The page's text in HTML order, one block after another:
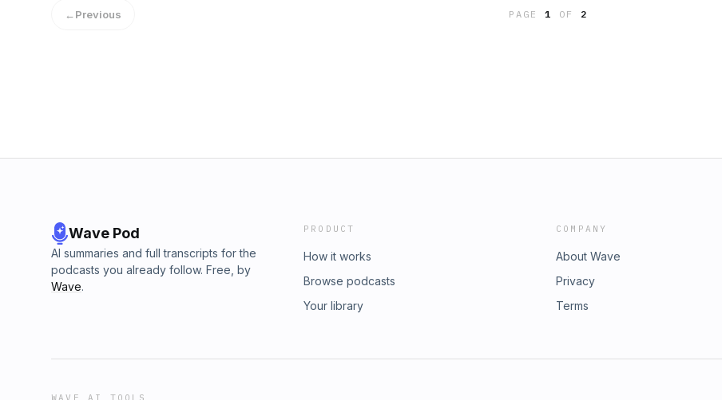
←Previous PAGE1 OF 2
Wave Pod
AI summaries and full transcripts for the
podcasts you already follow. Free, by
Wave.
PRODUCT
How it works
Browse podcasts
Your library
COMPANY
About Wave
Privacy
Terms
WAVE AI TOOLS